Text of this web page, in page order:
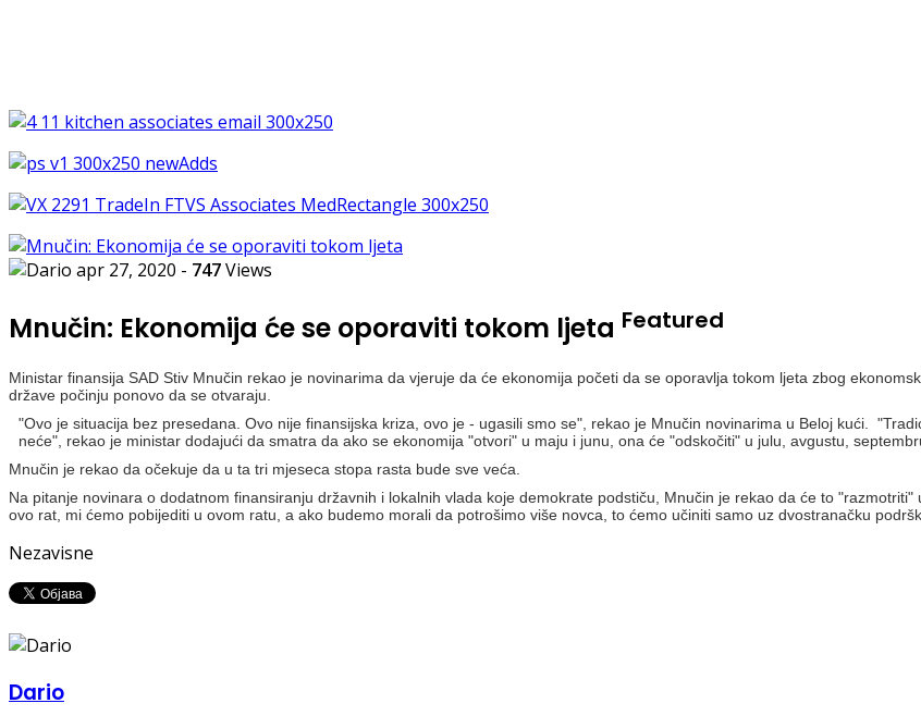
apr 27, 2020 - 747Views
Mnučin: Ekonomija će se oporaviti tokom ljeta Featured
Ministar finansija SAD Stiv Mnučin rekao je novinarima da vjeruje da će ekonomija početi da se oporavlja tokom ljeta zbog
države počinju ponovo da se otvaraju.
"Ovo je situacija bez presedana. Ovo nije finansijska kriza, ovo je - ugasili smo se", rekao je Mnučin novinarima u Beloj kući.
neće", rekao je ministar dodajući da smatra da ako se ekonomija "otvori" u maju i junu, ona će "odskočiti" u julu, avgustu,
Mnučin je rekao da očekuje da u ta tri mjeseca stopa rasta bude sve veća.
Na pitanje novinara o dodatnom finansiranju državnih i lokalnih vlada koje demokrate podstiču, Mnučin je rekao da će to
ovo rat, mi ćemo pobijediti u ovom ratu, a ako budemo morali da potrošimo više novca, to ćemo učiniti samo uz dvostranačku
Nezavisne
Dario